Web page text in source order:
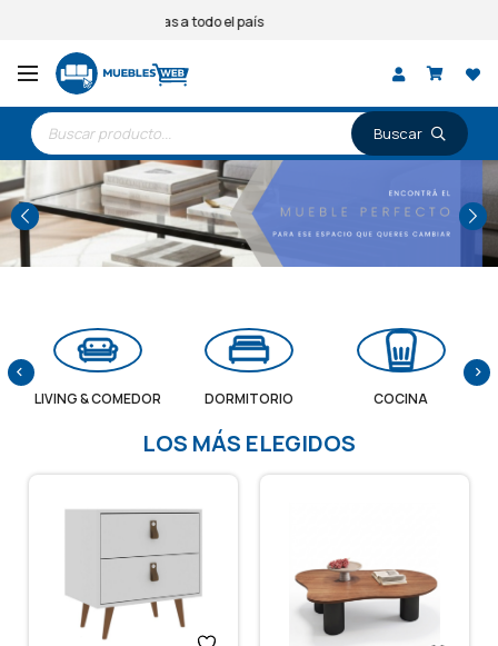
Entregas a todo el país
Búsqueda
de
productos
LIVING & COMEDOR DORMITORIO COCINA
LOS MÁS ELEGIDOS